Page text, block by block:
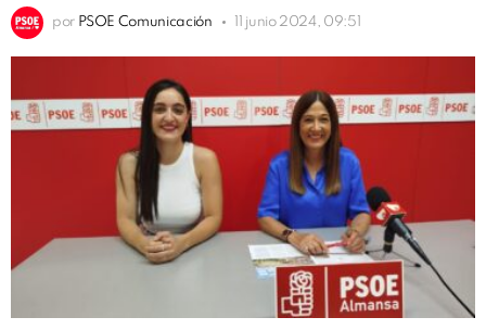
por PSOE Comunicación 11 junio 2024, 09:51